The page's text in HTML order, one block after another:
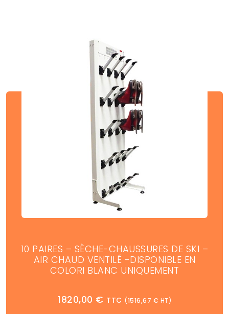
10 PAIRES – SÈCHE-CHAUSSURES DE SKI –
AIR CHAUD VENTILÉ -DISPONIBLE EN
COLORI BLANC UNIQUEMENT
1820,00 € TTC (1516,67 € HT)